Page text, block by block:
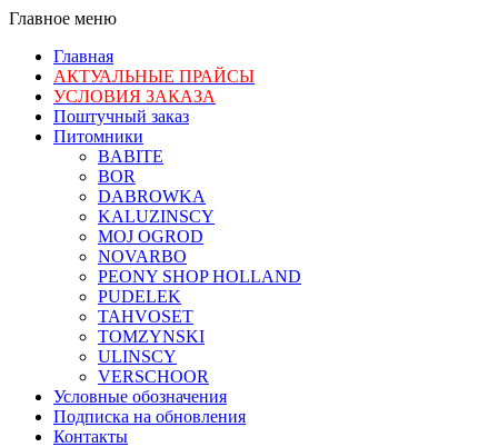
Главное меню
Главная
АКТУАЛЬНЫЕ ПРАЙСЫ
УСЛОВИЯ ЗАКАЗА
Поштучный заказ
Питомники
BABITE
BOR
DABROWKA
KALUZINSCY
MOJ OGROD
NOVARBO
PEONY SHOP HOLLAND
PUDELEK
TAHVOSET
TOMZYNSKI
ULINSCY
VERSCHOOR
Условные обозначения
Подписка на обновления
Контакты